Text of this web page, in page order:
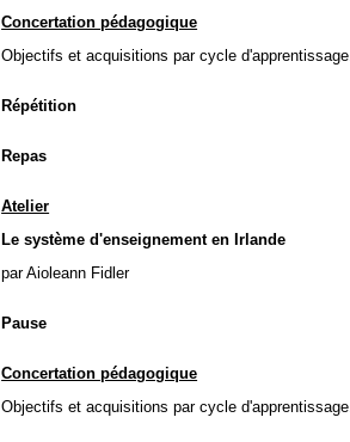
Concertation pédagogique
Objectifs et acquisitions par cycle d'apprentissage.
Répétition
Repas
Atelier
Le système d'enseignement en Irlande
par Aioleann Fidler
Pause
Concertation pédagogique
Objectifs et acquisitions par cycle d'apprentissage.